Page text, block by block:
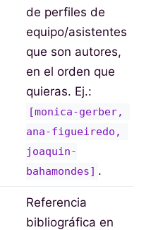
de perfiles de
equipo/asistentes
que son autores,
en el orden que
quieras. Ej.:
[monica-gerber,
ana-figueiredo,
joaquin-
bahamondes] .
Referencia
bibliográfica en